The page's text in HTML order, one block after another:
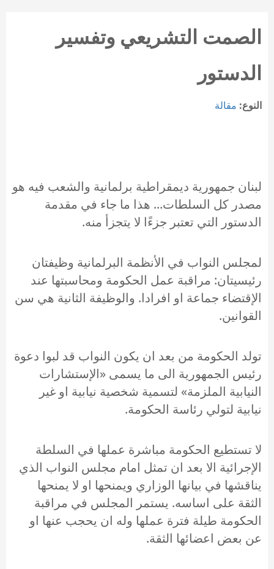
الصمت التشريعي وتفسير
الدستور
النوع: مقالة
لبنان جمهورية ديمقراطية برلمانية والشعب فيه هو
مصدر كل السلطات... هذا ما جاء في مقدمة
الدستور التي تعتبر جزءًا لا يتجزأ منه.
لمجلس النواب في الأنظمة البرلمانية وظيفتان
رئيسيتان: مراقبة عمل الحكومة ومحاسبتها عند
الإقتضاء جماعة او افرادا. والوظيفة الثانية هي سن
القوانين.
تولد الحكومة من بعد ان يكون النواب قد لبوا دعوة
رئيس الجمهورية الى ما يسمى «الإستشارات
النيابية الملزمة» لتسمية شخصية نيابية او غير
نيابية لتولي رئاسة الحكومة.
لا تستطيع الحكومة مباشرة عملها في السلطة
الإجرائية الا بعد ان تمثل امام مجلس النواب الذي
يناقشها في بيانها الوزاري ويمنحها او لا يمنحها
الثقة على اساسه. يستمر المجلس في مراقبة
الحكومة طيلة فترة عملها وله ان يحجب عنها او
عن بعض اعضائها الثقة.